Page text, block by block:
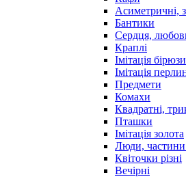
Асиметричні,
Бантики
Сердця,
Краплі
Імітація бірюзи
Імітація
Предмети
Комахи
Квадратні,
Пташки
Імітація золота
Люди, частини
Квіточки різні
Вечірні